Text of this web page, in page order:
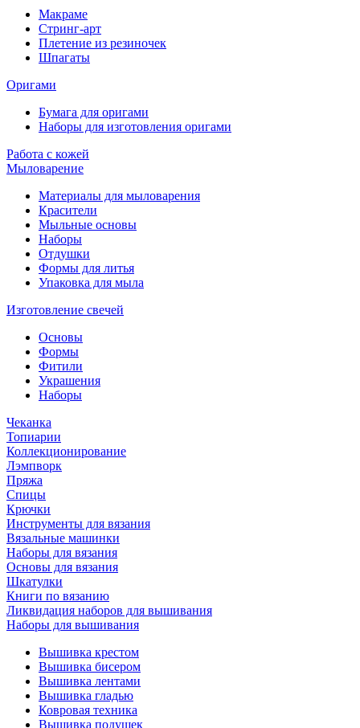
Макраме
Стринг-арт
Плетение из резиночек
Шпагаты
Оригами
Бумага для оригами
Наборы для изготовления оригами
Работа с кожей
Мыловарение
Материалы для мыловарения
Красители
Мыльные основы
Наборы
Отдушки
Формы для литья
Упаковка для мыла
Изготовление свечей
Основы
Формы
Фитили
Украшения
Наборы
Чеканка
Топиарии
Коллекционирование
Лэмпворк
Пряжа
Спицы
Крючки
Инструменты для вязания
Вязальные машинки
Наборы для вязания
Основы для вязания
Шкатулки
Книги по вязанию
Ликвидация наборов для вышивания
Наборы для вышивания
Вышивка крестом
Вышивка бисером
Вышивка лентами
Вышивка гладью
Ковровая техника
Вышивка подушек